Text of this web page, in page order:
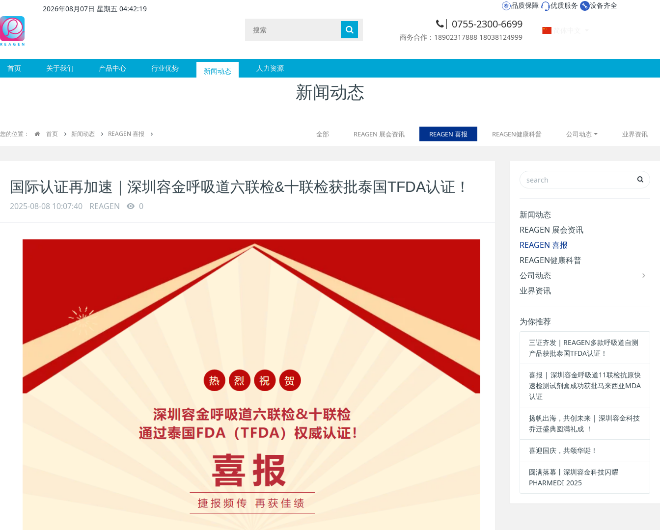
2026年08月07日 星期五 04:42:20 品质保障 优质服务 设备齐全
0755-2300-6699
商务合作：18902317888 18038124999
首页 关于我们 产品中心 行业优势 新闻动态 人力资源
新闻动态
您的位置： 首页 新闻动态 REAGEN 喜报 全部 REAGEN 展会资讯 REAGEN 喜报 REAGEN健康科普 公司动态 业界资讯
国际认证再加速｜深圳容金呼吸道六联检&十联检获批泰国TFDA认证！
2025-08-08 10:07:40 REAGEN 0
新闻动态
REAGEN 展会资讯
REAGEN 喜报
REAGEN健康科普
公司动态
业界资讯
为你推荐
三证齐发｜REAGEN多款呼吸道自测
产品获批泰国TFDA认证！
喜报 | 深圳容金呼吸道11联检抗原快
速检测试剂盒成功获批马来西亚MDA
认证
扬帆出海，共创未来 | 深圳容金科技
乔迁盛典圆满礼成 ！
喜迎国庆，共颂华诞！
圆满落幕丨深圳容金科技闪耀
PHARMEDI 2025